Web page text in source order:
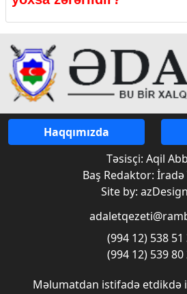
Haqqımızda
Təsisçi: Aqil
Baş Redaktor: İradə
Site by:
(994 12) 538 51
(994 12) 539 80
Məlumatdan istifadə etdikdə